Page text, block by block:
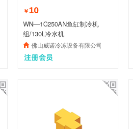
￥ 10
WN—1C250AN鱼缸制冷机
组/130L冷水机
佛山威诺冷冻设备有限公司